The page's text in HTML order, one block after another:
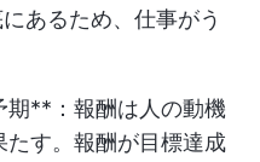
あるため、仕事がう
期**：報酬は人の動機
す。報酬が目標達成